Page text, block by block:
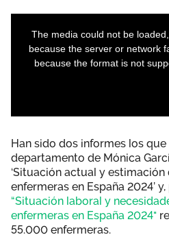
Han sido dos informes los
departamento de Mónica
‘Situación actual y
enfermeras en España 2024’
“Situación laboral y
enfermeras en España 2024"
55.000 enfermeras.